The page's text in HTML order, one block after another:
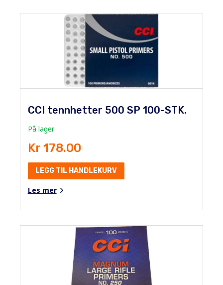
CCI tennhetter 500 SP 100-STK.
På lager
Kr 178.00
LEGG TIL HANDLEKURV
Les mer